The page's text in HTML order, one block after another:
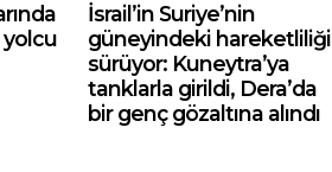
yolcu
İsrail’in Suriye’nin
güneyindeki hareketliliği
sürüyor: Kuneytra’ya
tanklarla girildi, Dera’da
bir genç gözaltına alındı